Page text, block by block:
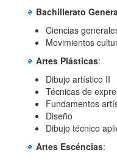
Bachillerato
Ciencias
Movimientos
Artes Plásticas:
Dibujo
Técnicas de
Fundamentos
Diseño
Dibujo técnico
Artes Escéncias: